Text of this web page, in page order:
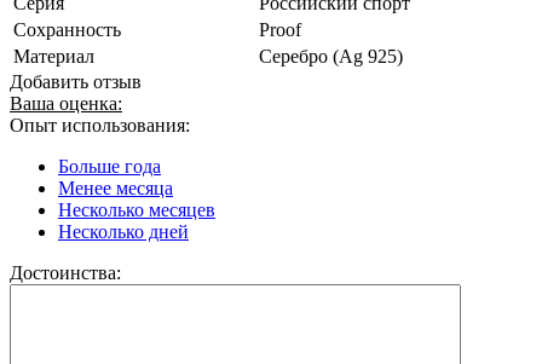
Сохранность
Proof
Материал
Серебро (Ag 925)
Добавить отзыв
Ваша оценка:
Опыт использования:
Больше года
Менее месяца
Несколько месяцев
Несколько дней
Достоинства: